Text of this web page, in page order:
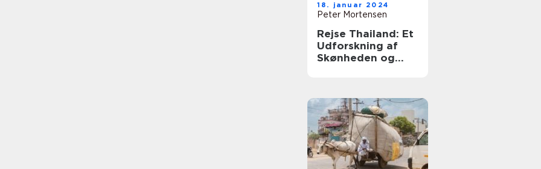
18. januar 2024
Peter Mortensen
Rejse Thailand: Et
Udforskning af
Skønheden og